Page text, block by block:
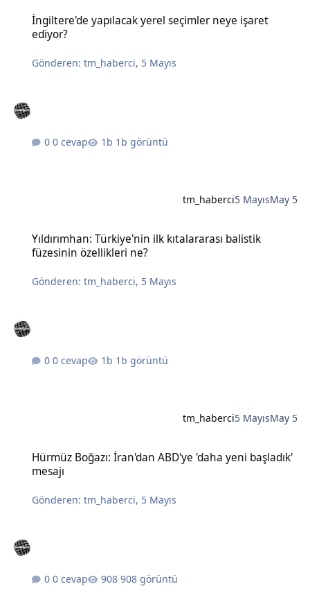
İngiltere'de yapılacak yerel seçimler neye işaret
ediyor?
Gönderen:tm_haberci, 5 Mayıs
0 cevap 1b görüntü
tm_haberci5 MayısMay 5
Yıldırımhan: Türkiye'nin ilk kıtalararası balistik
füzesinin özellikleri ne?
Gönderen:tm_haberci, 5 Mayıs
0 cevap 1b görüntü
tm_haberci5 MayısMay 5
Hürmüz Boğazı: İran'dan ABD'ye 'daha yeni başladık'
mesajı
Gönderen:tm_haberci, 5 Mayıs
0 cevap 908 görüntü